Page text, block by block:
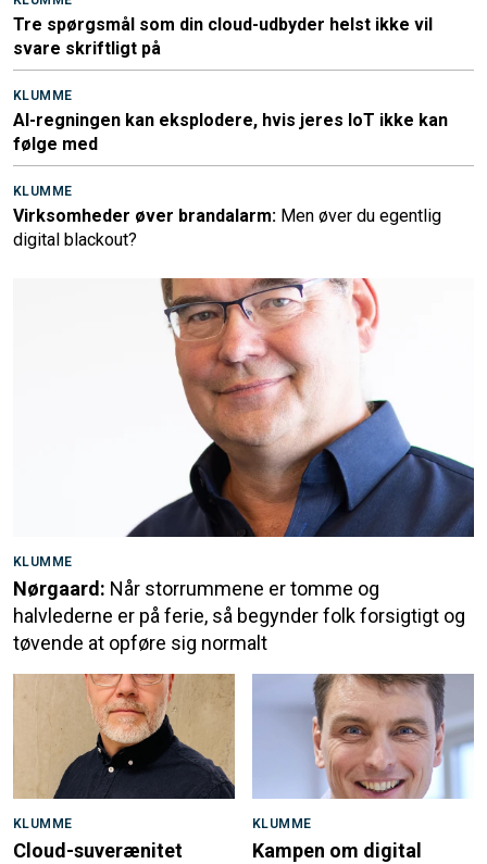
Tre spørgsmål som din cloud-udbyder helst ikke vil
svare skriftligt på
KLUMME
AI-regningen kan eksplodere, hvis jeres IoT ikke kan
følge med
KLUMME
Virksomheder øver brandalarm: Men øver du egentlig
digital blackout?
KLUMME
Nørgaard: Når storrummene er tomme og
halvlederne er på ferie, så begynder folk forsigtigt og
tøvende at opføre sig normalt
KLUMME
Cloud-suverænitet
KLUMME
Kampen om digital